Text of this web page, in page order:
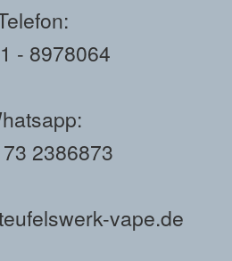
- 8978064
2386873
vape.de